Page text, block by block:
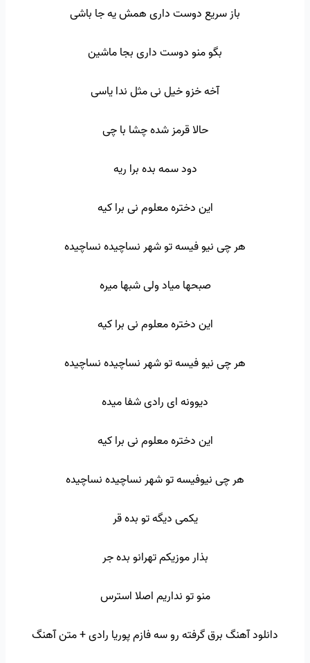
باز سریع دوست داری همش یه جا باشی
بگو منو دوست داری بجا ماشین
آخه خزو خیل نی مثل ندا یاسی
حالا قرمز شده چشا با چی
دود سمه بده برا ریه
این دختره معلوم نی برا کیه
هر چی نیو فیسه تو شهر نساچیده نساچیده
صبحها میاد ولی شبها میره
این دختره معلوم نی برا کیه
هر چی نیو فیسه تو شهر نساچیده نساچیده
دیوونه ای رادی شفا میده
این دختره معلوم نی برا کیه
هر چی نیوفیسه تو شهر نساچیده نساچیده
یکمی دیگه تو بده قر
بذار موزیکم تهرانو بده جر
منو تو نداریم اصلا استرس
دانلود آهنگ برق گرفته رو سه فازم پوریا رادی + متن آهنگ